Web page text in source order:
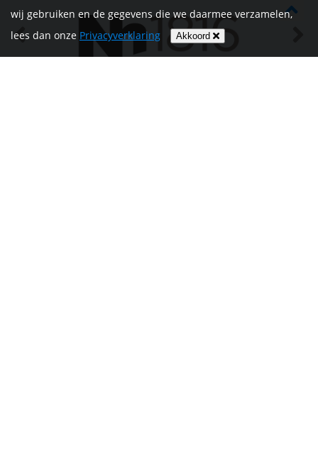
wij gebruiken en de gegevens die we daarmee verzamelen,
lees dan onze Privacyverklaring Akkoord